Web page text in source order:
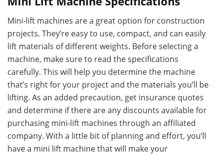
Mini-lift machines are a great option for construction
projects. They’re easy to use, compact, and can easily
lift materials of different weights. Before selecting a
machine, make sure to read the specifications
carefully. This will help you determine the machine
that’s right for your project and the materials you’ll be
lifting. As an added precaution, get insurance quotes
and determine if there are any discounts available for
purchasing mini-lift machines through an affiliated
company. With a little bit of planning and effort, you’ll
have a mini lift machine that will make your